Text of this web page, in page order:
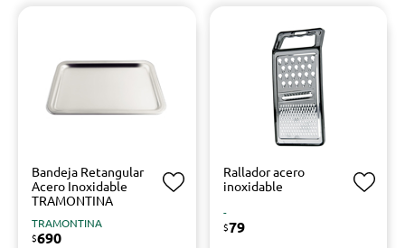
Bandeja Retangular
Acero Inoxidable
TRAMONTINA
TRAMONTINA
$690
Rallador acero
inoxidable
-
$79